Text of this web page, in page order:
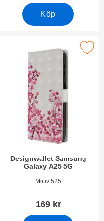
Köp
A25 5G som favorit
Designwallet Samsung
Galaxy A25 5G
Art. nr 50260Motiv 525
169 kr
designwallet Samsung